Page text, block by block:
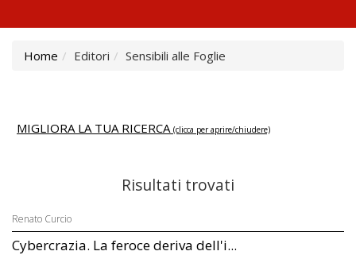
Home Editori Sensibili alle Foglie
MIGLIORA LA TUA RICERCA (clicca per aprire/chiudere)
Risultati trovati
Renato Curcio
Cybercrazia. La feroce deriva dell'i...